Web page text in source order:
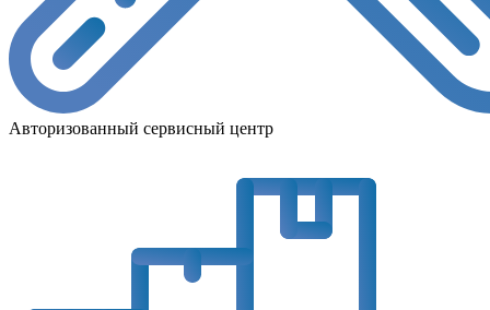
Авторизованный сервисный центр